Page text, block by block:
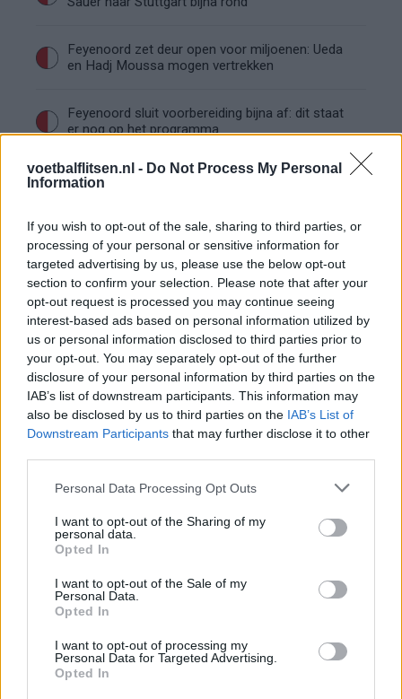
voetbalflitsen.nl - Do Not Process My Personal
Information
If you wish to opt-out of the sale, sharing to third parties, or
processing of your personal or sensitive information for
targeted advertising by us, please use the below opt-out
section to confirm your selection. Please note that after your
opt-out request is processed you may continue seeing
interest-based ads based on personal information utilized by
us or personal information disclosed to third parties prior to
your opt-out. You may separately opt-out of the further
disclosure of your personal information by third parties on the
IAB’s list of downstream participants. This information may
also be disclosed by us to third parties on the IAB’s List of
Downstream Participants that may further disclose it to other
Personal Data Processing Opt Outs
I want to opt-out of the Sharing of my
personal data.
Opted In
I want to opt-out of the Sale of my
Personal Data.
Opted In
I want to opt-out of processing my
Personal Data for Targeted Advertising.
Opted In
Feyenoord zet deur open voor miljoenen: Ueda
en Hadj Moussa mogen vertrekken
Feyenoord sluit voorbereiding bijna af: dit staat
er nog op het programma
Shaqueel van Persie ontkracht geruchten over
keuze voor Marokko
Brengt Sporting Portugal Feyenoord in de
problemen rond Hadj Moussa?
Van droomtransfer tot contractontbinding: het
Feyenoord-verhaal van Calvin Stengs
'Hij is weer gewoon mijn vader': Shaqueel
openhartig over Robin van Persie
Lille geeft niet op na afwijzing: komt er nieuw
Been blikt terug op historische afstraffing: "Die
Calvin Stengs opnieuw vader: bijzonder nieuws in
onzekere transferzomer
Feyenoord na storing met autocue
Wanneer is de loting voor de Champions